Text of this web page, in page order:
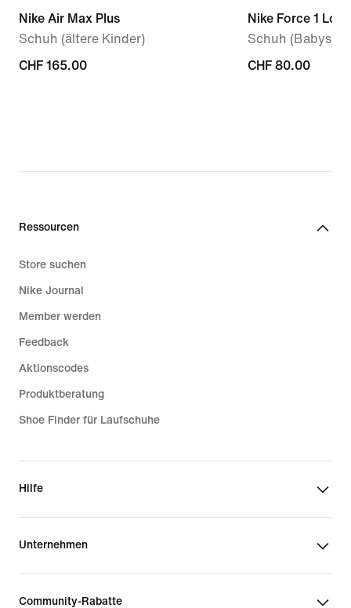
Nike Air Max Plus
Schuh (ältere Kinder)
CHF 165.00
CHF 165.00
Nike Force 1 Low
Schuh (Babys,
CHF 80.00
CHF 80.00
Ressourcen
Store suchen
Nike Journal
Member werden
Feedback
Aktionscodes
Produktberatung
Shoe Finder für Laufschuhe
Hilfe
Unternehmen
Community-Rabatte